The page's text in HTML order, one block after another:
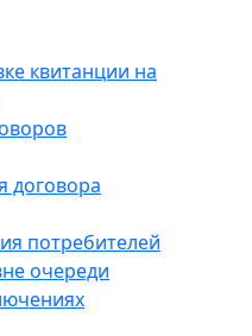
квитанции на
договора
потребителей
очереди